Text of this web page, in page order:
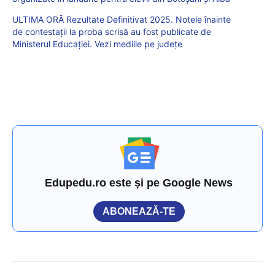
ULTIMA ORĂ Rezultate Definitivat 2025. Notele înainte
de contestații la proba scrisă au fost publicate de
Ministerul Educației. Vezi mediile pe județe
Edupedu.ro este și pe Google News
ABONEAZĂ-TE